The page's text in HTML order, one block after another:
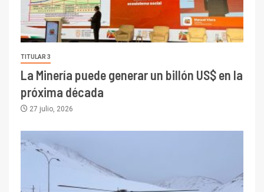
TITULAR 3
La Minería puede generar un billón US$ en la
próxima década
27 julio, 2026